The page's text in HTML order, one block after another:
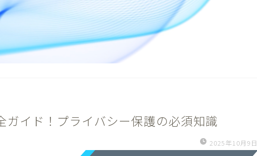
ガイド！プライバシー保護の必須知識
2025年10月9日